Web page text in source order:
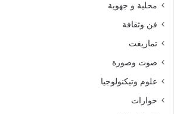
محلية و جهوية
فن وثقافة
تمازيغت
صوت وصورة
علوم وتيكنولوجيا
حوارات